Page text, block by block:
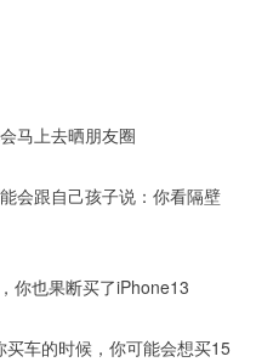
马上去晒朋友圈
会跟自己孩子说：你看隔壁
你也果断买了iPhone13
车的时候，你可能会想买15